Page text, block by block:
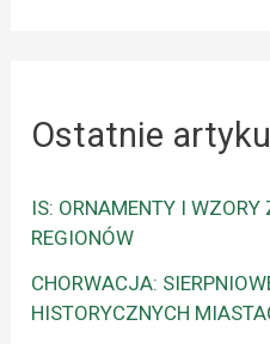
Ostatnie
IS: ORNAMENTY I WZORY
REGIONÓW
CHORWACJA:
HISTORYCZNYCH